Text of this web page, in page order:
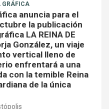
GRÁFICA
anuncia para el
la publicación
LA REINA DE
González, un viaje
vertical lleno de
enfrentará a una
con la temible Reina
de la única